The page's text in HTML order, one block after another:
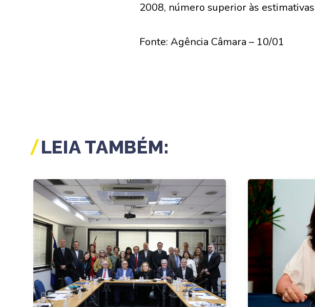
2008, número superior às
Fonte: Agência Câmara – 10/01
LEIA TAMBÉM: